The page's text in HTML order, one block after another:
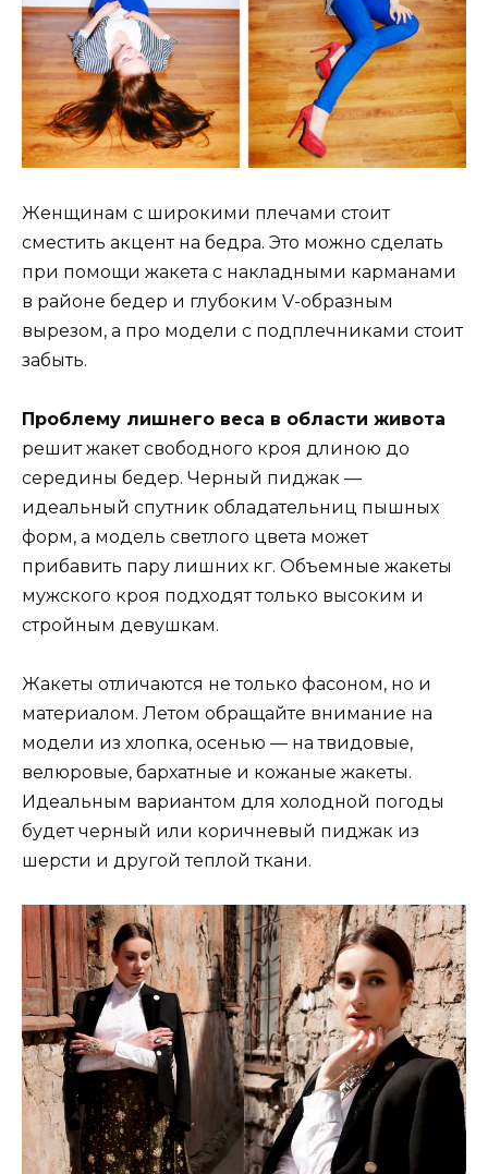
Женщинам с широкими плечами стоит
сместить акцент на бедра. Это можно сделать
при помощи жакета с накладными карманами
в районе бедер и глубоким V-образным
вырезом, а про модели с подплечниками стоит
забыть.
Проблему лишнего веса в области живота
решит жакет свободного кроя длиною до
середины бедер. Черный пиджак —
идеальный спутник обладательниц пышных
форм, а модель светлого цвета может
прибавить пару лишних кг. Объемные жакеты
мужского кроя подходят только высоким и
стройным девушкам.
Жакеты отличаются не только фасоном, но и
материалом. Летом обращайте внимание на
модели из хлопка, осенью — на твидовые,
велюровые, бархатные и кожаные жакеты.
Идеальным вариантом для холодной погоды
будет черный или коричневый пиджак из
шерсти и другой теплой ткани.